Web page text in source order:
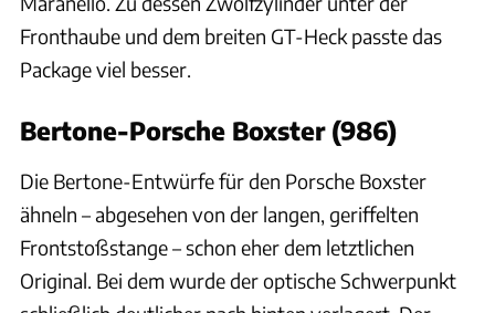
Fronthaube und dem breiten GT-Heck passte das
Package viel besser.
Bertone-Porsche Boxster (986)
Die Bertone-Entwürfe für den Porsche Boxster
ähneln – abgesehen von der langen, geriffelten
Frontstoßstange – schon eher dem letztlichen
Original. Bei dem wurde der optische Schwerpunkt